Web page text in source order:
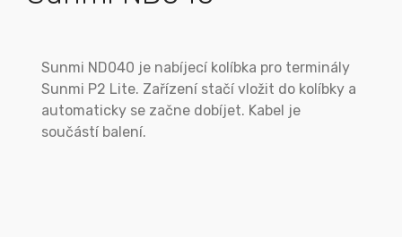
Sunmi ND040 je nabíjecí kolíbka pro terminály
Sunmi P2 Lite. Zařízení stačí vložit do kolíbky a
automaticky se začne dobíjet. Kabel je
součástí balení.